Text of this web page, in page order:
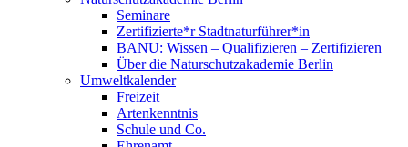
Seminare
Zertifizierte*r Stadtnaturführer*in
BANU: Wissen – Qualifizieren – Zertifizieren
Über die Naturschutzakademie Berlin
Umweltkalender
Freizeit
Artenkenntnis
Schule und Co.